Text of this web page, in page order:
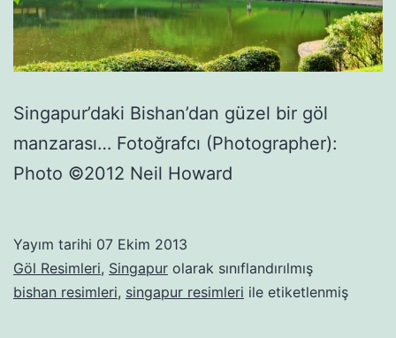
Singapur’daki Bishan’dan güzel bir göl
manzarası… Fotoğrafcı (Photographer):
Photo ©2012 Neil Howard
Yayım tarihi 07 Ekim 2013
Göl Resimleri, Singapur olarak sınıflandırılmış
bishan resimleri, singapur resimleri ile etiketlenmiş